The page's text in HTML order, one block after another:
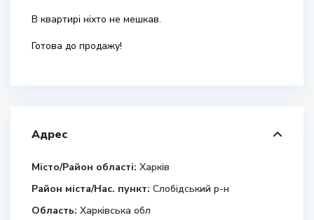
В квартирі ніхто не мешкав.
Готова до продажу!
Адрес
Місто/Район області: Харків
Район міста/Нас. пункт: Слобідський р-н
Область: Харківська обл